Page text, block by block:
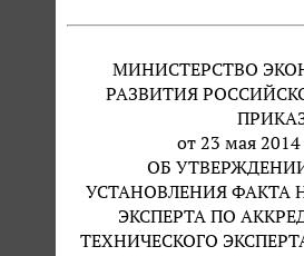
МИНИСТЕРСТВО
РАЗВИТИЯ
от 23 мая 2014
ОБ
УСТАНОВЛЕНИЯ ФАКТА
ЭКСПЕРТА ПО
ТЕХНИЧЕСКОГО